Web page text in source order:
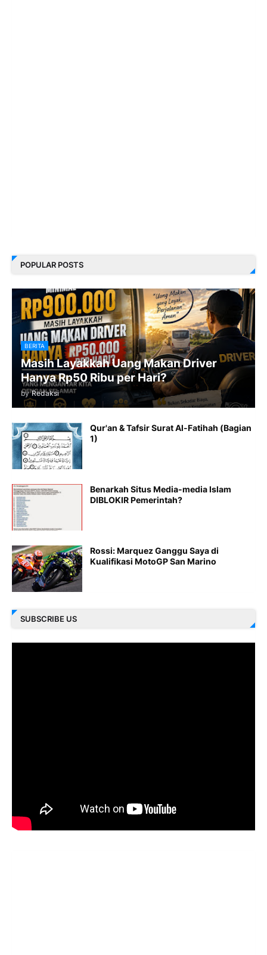
POPULAR POSTS
BERITA
Masih Layakkah Uang Makan Driver
Hanya Rp50 Ribu per Hari?
by Redaksi
Qur'an & Tafsir Surat Al-Fatihah (Bagian
1)
Benarkah Situs Media-media Islam
DIBLOKIR Pemerintah?
Rossi: Marquez Ganggu Saya di
Kualifikasi MotoGP San Marino
SUBSCRIBE US